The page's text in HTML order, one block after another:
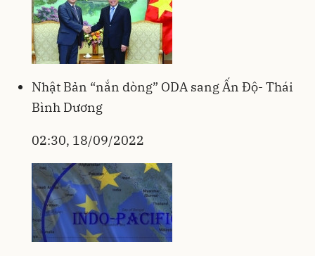
Nhật Bản “nắn dòng” ODA sang Ấn Độ- Thái
Bình Dương
02:30, 18/09/2022